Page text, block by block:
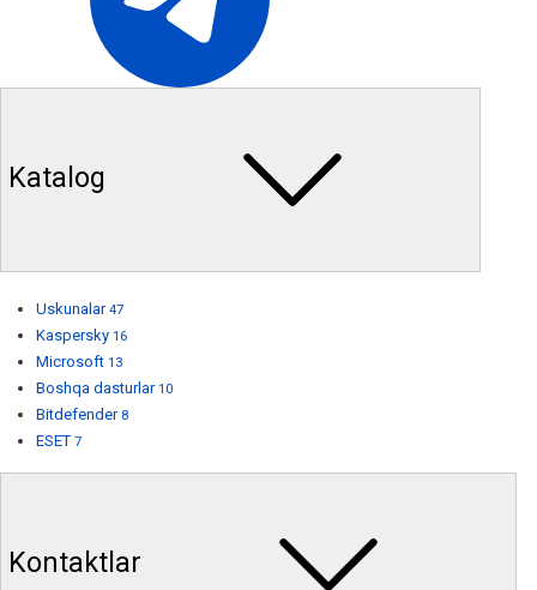
Katalog
Uskunalar 47
Kaspersky 16
Microsoft 13
Boshqa dasturlar 10
Bitdefender 8
ESET 7
Kontaktlar